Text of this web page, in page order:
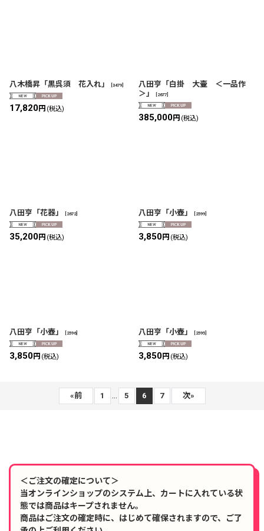
八木橋昇「黒呉須 花入れ」 [3479]
17,820円 (税込)
八田亨「白掛 大壷 ＜一品作
＞」
[2677]
385,000円 (税込)
八田亨「花器」 2672]
35,200円 (税込)
八田亨「小壺」 2599
3,850円 (税込)
八田亨「小壺」 2596]
3,850円 (税込)
八田亨「小壺」 2595
3,850円 (税込)
«前 1 5 6 7 次»
＜ご注文の確定について＞
当オンラインショップのシステム上、カートに入れている状
態では商品はキープされません。
商品はご注文の確定時に、はじめて確保されますので、ご了